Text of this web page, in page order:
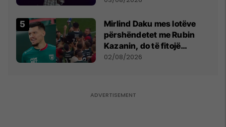
Mirlind Daku mes lotëve
përshëndetet me Rubin
Kazanin, do të fitojë
miliona te Spartak Moska
02/08/2026